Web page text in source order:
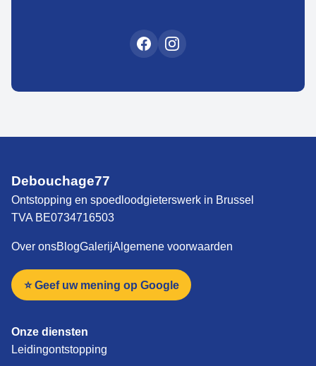
Debouchage77
Ontstopping en spoedloodgieterswerk in Brussel
TVA BE0734716503
Over onsBlogGalerijAlgemene voorwaarden
⭐ Geef uw mening op Google
Onze diensten
Leidingontstopping